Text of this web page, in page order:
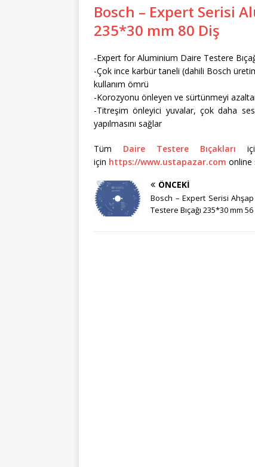
Bosch – Expert Serisi
235*30 mm 80 Diş
-Expert for Aluminium Daire Testere
-Çok ince karbür taneli (dahili Bosch
kullanım ömrü
-Korozyonu önleyen ve sürtünmeyi
-Titreşim önleyici yuvalar, çok daha
yapılmasını sağlar
Tüm Daire Testere Bıçakları
için https://www.ustapazar.com online
ÖNCEKI
Bosch – Expert Serisi
Testere Bıçağı 235*30 mm 56